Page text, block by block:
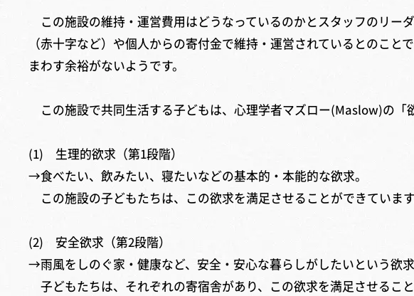
この施設の維持・運営費用はどうなっているのかとスタッフのリー
（赤十字など）や個人からの寄付金で維持・運営されているとのこ
まわす余裕がないようです。
この施設で共同生活する子どもは、心理学者マズロー(Maslow)の「
(1) 生理的欲求（第1段階）
→食べたい、飲みたい、寝たいなどの基本的・本能的な欲求。
この施設の子どもたちは、この欲求を満足させることができていま
(2) 安全欲求（第2段階）
→雨風をしのぐ家・健康など、安全・安心な暮らしがしたいという欲求
子どもたちは、それぞれの寄宿舎があり、この欲求を満足させること